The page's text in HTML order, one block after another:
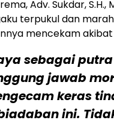
Adv. Sukdar, S.H.,
terpukul dan
mencekam
sebagai
jawab
keras
ini.